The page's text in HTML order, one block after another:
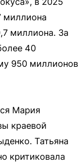
миллиона
миллиона. За
40
950 миллионов
Мария
краевой
Татьяна
критиковала